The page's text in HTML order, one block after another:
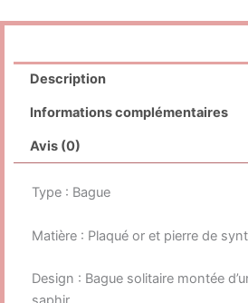
Description
Informations complémentaires
Avis (0)
Type : Bague
Matière : Plaqué or et pierre de
Design : Bague solitaire montée